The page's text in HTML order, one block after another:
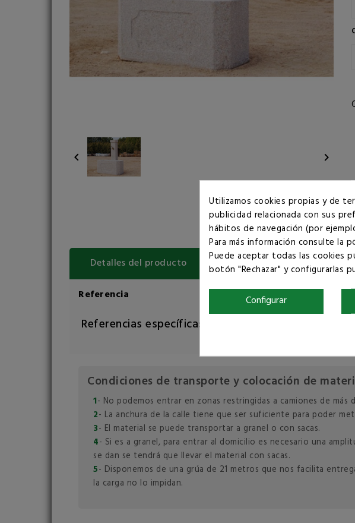
 
Detalles del producto
Referencia
Referencias específicas
Condiciones de transporte y colocación de
1- No podemos entrar en zonas restringidas a camiones de más
2- La anchura de la calle tiene que ser suficiente para poder
3- El material se puede transportar a granel o con sacas.
4- Si es a granel, para entrar al domicilio es necesario una
se dan se tendrá que llevar el material con sacas.
5- Disponemos de una grúa de 21 metros que nos facilita
la carga no lo impidan.
Utilizamos cookies propias y de
publicidad relacionada con sus
hábitos de navegación (por
Para más información consulte la
Puede aceptar todas las cookies
botón "Rechazar" y configurarlas
Configurar